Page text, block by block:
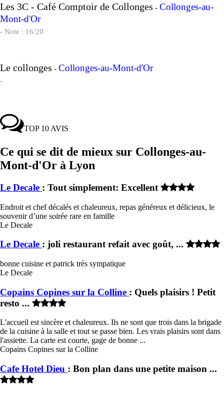
Les 3C - Café Comptoir de Collonges - Collonges-au-
Mont-d'Or
- Note : 16/20
Le collonges - Collonges-au-Mont-d'Or
-
TOP 10 AVIS
Ce qui se dit de mieux sur Collonges-au-
Mont-d'Or à Lyon
Le Decale : Tout simplement: Excellent
Endroit et chef décalés et chaleureux, repas généreux et délicieux, le
souvenir d’une soirée rare en famille
Le Decale
Le Decale : joli restaurant refait avec goût, ...
bonne cuisine et patrick très sympatique
Le Decale
Copains Copines sur la Colline : Quels plaisirs ! Petit
resto ...
L'accueil est sincère et chaleureux. Ils ne sont que trois dans la brigade
de la cuisine à la salle et tout se passe bien. Les vrais plaisirs sont dans
l'assiette. La carte est courte, gage de bonne ...
Copains Copines sur la Colline
Cafe Hotel Dieu : Bon plan dans une petite maison ...